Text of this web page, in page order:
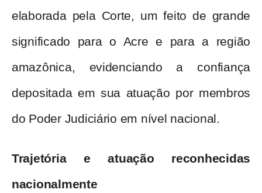
elaborada pela Corte, um feito de grande
significado para o Acre e para a região
amazônica, evidenciando a confiança
depositada em sua atuação por membros
do Poder Judiciário em nível nacional.
Trajetória e atuação reconhecidas
nacionalmente